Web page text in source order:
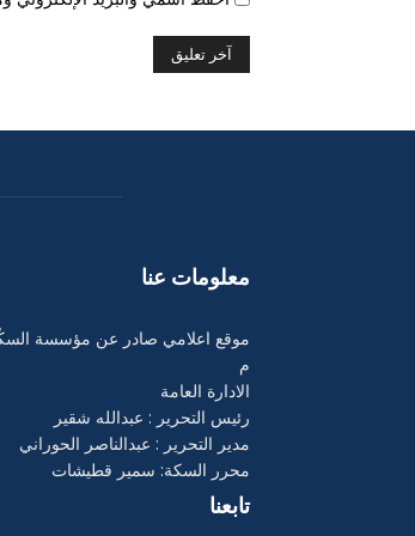
معلومات عنا
موقع اعلامي صادر عن مؤسسة
م
الادارة العامة
رئيس التحرير : عبدالله شقير
مدير التحرير : عبدالناصر الحوراني
محرر السكة: سمير قطيشات
تابعنا